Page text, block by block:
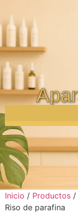
Inicio / Productos /
Riso de parafina